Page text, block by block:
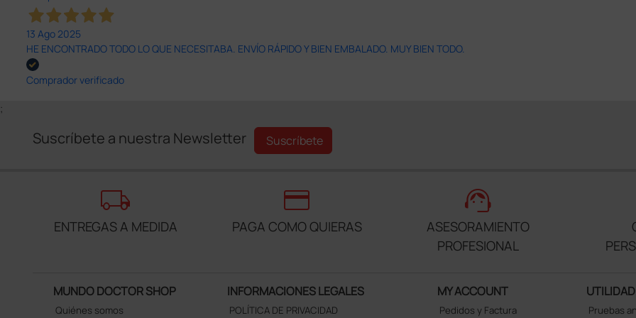
13 Ago 2025
HE ENCONTRADO TODO LO QUE NECESITABA. ENVÍO RÁPIDO Y BIEN EMBALADO. MUY BIEN TODO.
Comprador verificado
;
Suscríbete a nuestra Newsletter Suscríbete
local_shipping
ENTREGAS A MEDIDA
credit_card
PAGA COMO QUIERAS
support_agent
ASESORAMIENTO
PROFESIONAL
MUNDO DOCTOR SHOP
Quiénes somos
INFORMACIONES LEGALES
POLÍTICA DE PRIVACIDAD
MY ACCOUNT
Pedidos y Factura
UTILIDAD
Pruebas